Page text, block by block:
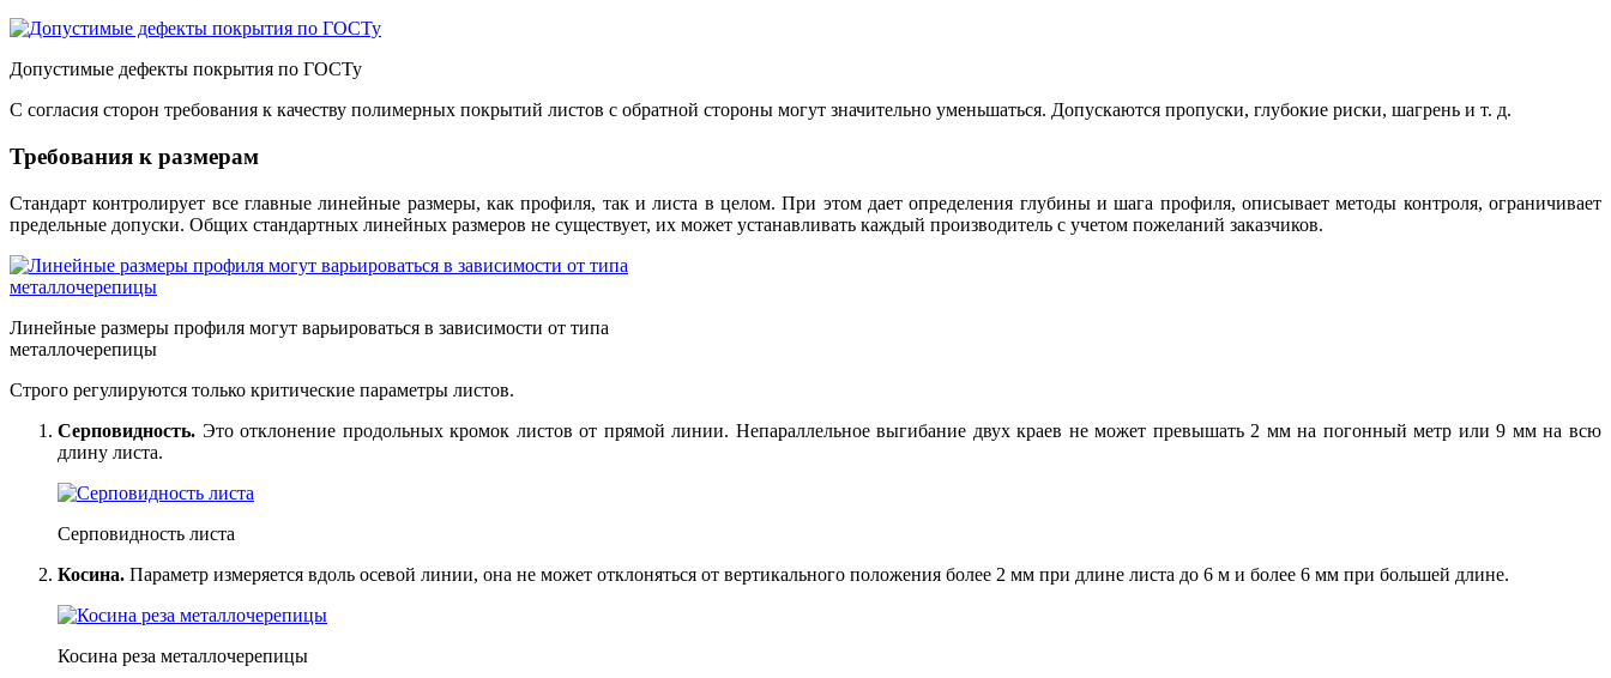
Допустимые дефекты покрытия по ГОСТу
С согласия сторон требования к качеству полимерных покрытий листов с обратной стороны могут значительно уменьшаться. Допускаются пропуски, глубокие риски, шагрень и т. д.
Требования к размерам
Стандарт контролирует все главные линейные размеры, как профиля, так и листа в целом. При этом дает определения глубины и шага профиля, описывает методы контроля, ограничивает
предельные допуски. Общих стандартных линейных размеров не существует, их может устанавливать каждый производитель с учетом пожеланий заказчиков.
Линейные размеры профиля могут варьироваться в зависимости от типа
металлочерепицы
Строго регулируются только критические параметры листов.
Серповидность. Это отклонение продольных кромок листов от прямой линии. Непараллельное выгибание двух краев не может превышать 2 мм на погонный метр или 9 мм на всю
длину листа.
Серповидность листа
Косина. Параметр измеряется вдоль осевой линии, она не может отклоняться от вертикального положения более 2 мм при длине листа до 6 м и более 6 мм при большей длине.
Косина реза металлочерепицы